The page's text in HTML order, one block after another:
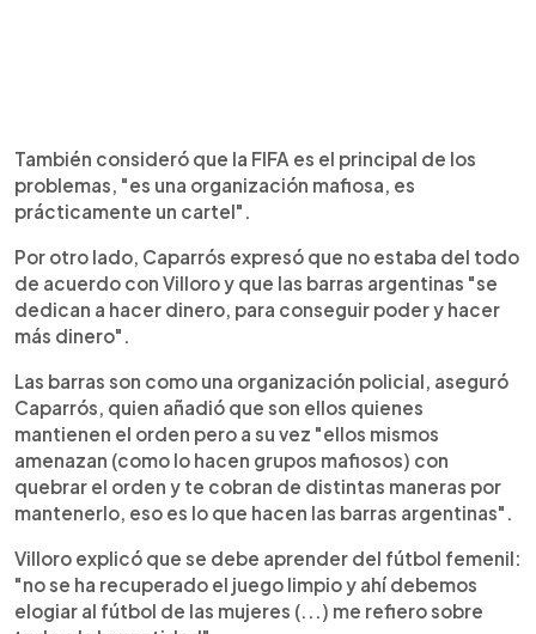
También consideró que la FIFA es el principal de los
problemas, "es una organización mafiosa, es
prácticamente un cartel".
Por otro lado, Caparrós expresó que no estaba del todo
de acuerdo con Villoro y que las barras argentinas "se
dedican a hacer dinero, para conseguir poder y hacer
más dinero".
Las barras son como una organización policial, aseguró
Caparrós, quien añadió que son ellos quienes
mantienen el orden pero a su vez "ellos mismos
amenazan (como lo hacen grupos mafiosos) con
quebrar el orden y te cobran de distintas maneras por
mantenerlo, eso es lo que hacen las barras argentinas".
Villoro explicó que se debe aprender del fútbol femenil:
"no se ha recuperado el juego limpio y ahí debemos
elogiar al fútbol de las mujeres (...) me refiero sobre